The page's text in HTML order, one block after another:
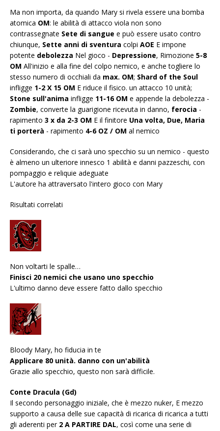
Ma non importa, da quando Mary si rivela essere una bomba
atomica OM: le abilità di attacco viola non sono
contrassegnate Sete di sangue e può essere usato contro
chiunque, Sette anni di sventura colpi AOE E impone
potente debolezza Nel gioco - Depressione, Rimozione 5-8
OM All'inizio e alla fine del colpo nemico, e anche togliere lo
stesso numero di occhiali da max. OM; Shard of the Soul
infligge 1-2 X 15 OM E riduce il fisico. un attacco 10 unità;
Stone sull'anima infligge 11-16 OM e appende la debolezza -
Zombie, converte la guarigione ricevuta in danno, ferocia -
rapimento 3 x da 2-3 OM E il finitore Una volta, Due, Maria
ti porterà - rapimento 4-6 OZ / OM al nemico
Considerando, che ci sarà uno specchio su un nemico - questo
è almeno un ulteriore innesco 1 abilità e danni pazzeschi, con
pompaggio e reliquie adeguate
L'autore ha attraversato l'intero gioco con Mary
Risultati correlati
Non voltarti le spalle…
Finisci 20 nemici che usano uno specchio
L'ultimo danno deve essere fatto dallo specchio
Bloody Mary, ho fiducia in te
Applicare 80 unità. danno con un'abilità
Grazie allo specchio, questo non sarà difficile.
Conte Dracula (Gd)
Il secondo personaggio iniziale, che è mezzo nuker, E mezzo
supporto a causa delle sue capacità di ricarica di ricarica a tutti
gli aderenti per 2 A PARTIRE DAL, così come una serie di